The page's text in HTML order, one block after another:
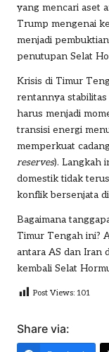
yang mencari aset
Trump mengenai
menjadi
penutupan Selat
Krisis di Timur
rentannya stabilitas
harus menjadi
transisi energi
memperkuat
reserves). Langkah
domestik tidak
konflik bersenjata
Bagaimana
Timur Tengah ini?
antara AS dan Iran
kembali Selat
Post Views: 101
Share via: